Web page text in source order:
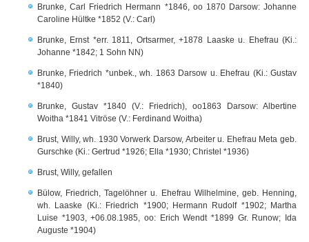
Brunke, Carl Friedrich Hermann *1846, oo 1870 Darsow: Johanne
Caroline Hültke *1852 (V.: Carl)
Brunke, Ernst *err. 1811, Ortsarmer, +1878 Laaske u. Ehefrau (Ki.:
Johanne *1842; 1 Sohn NN)
Brunke, Friedrich *unbek., wh. 1863 Darsow u. Ehefrau (Ki.: Gustav
*1840)
Brunke, Gustav *1840 (V.: Friedrich), oo1863 Darsow: Albertine
Woitha *1841 Vitröse (V.: Ferdinand Woitha)
Brust, Willy, wh. 1930 Vorwerk Darsow, Arbeiter u. Ehefrau Meta geb.
Gurschke (Ki.: Gertrud *1926; Ella *1930; Christel *1936)
Brust, Willy, gefallen
Bülow, Friedrich, Tagelöhner u. Ehefrau Wilhelmine, geb. Henning,
wh. Laaske (Ki.: Friedrich *1900; Hermann Rudolf *1902; Martha
Luise *1903, +06.08.1985, oo: Erich Wendt *1899 Gr. Runow; Ida
Auguste *1904)